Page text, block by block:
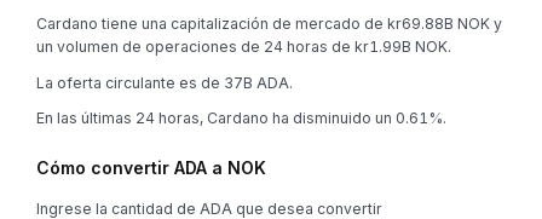
Cardano tiene una capitalización de mercado de kr69.88B NOK y
un volumen de operaciones de 24 horas de kr1.99B NOK.
La oferta circulante es de 37B ADA.
En las últimas 24 horas, Cardano ha disminuido un 0.61%.
Cómo convertir ADA a NOK
Ingrese la cantidad de ADA que desea convertir